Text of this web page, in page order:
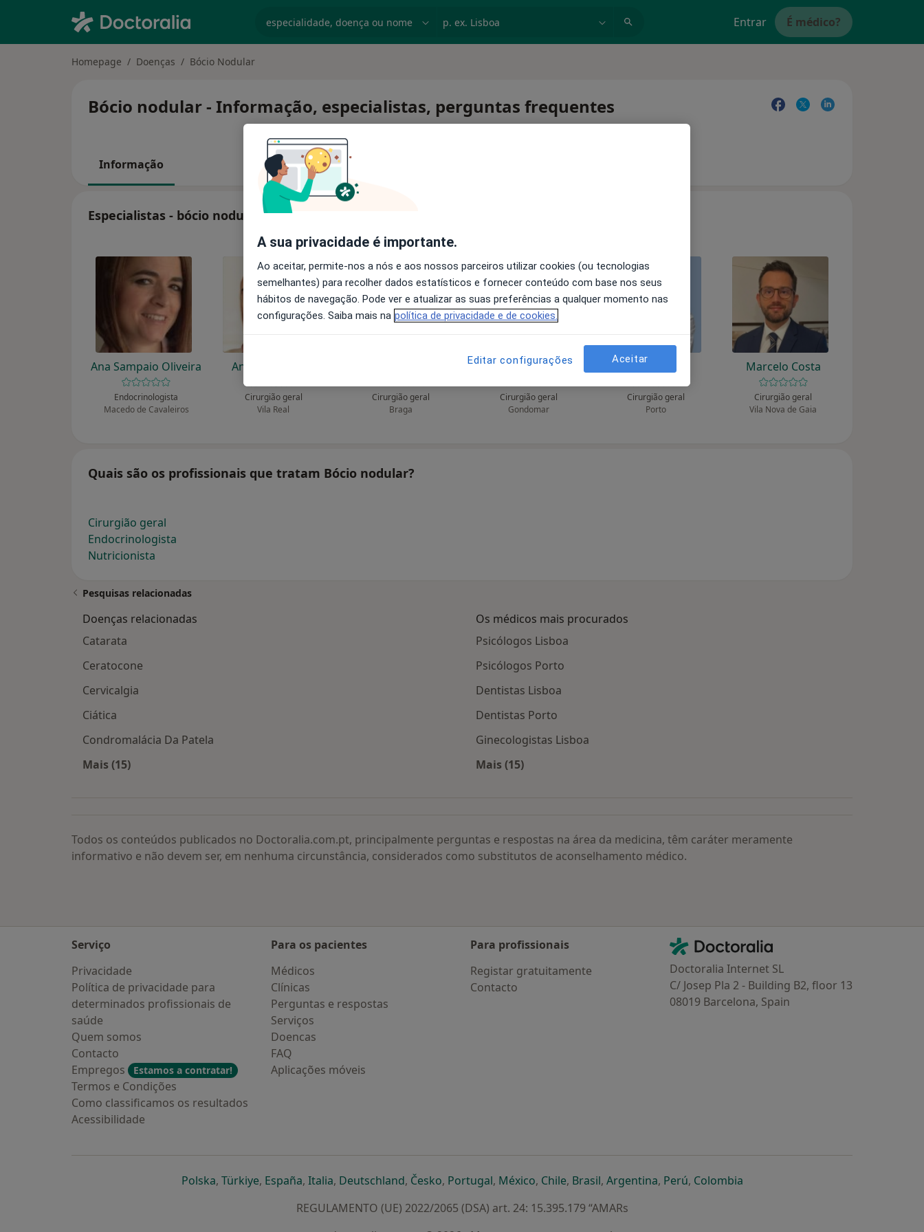
Entrar É médico?
Homepage Doenças Bócio Nodular
Bócio nodular - Informação, especialistas, perguntas frequentes
Informação
Especialistas - bócio nodular
Ana Sampaio Oliveira
Endocrinologista
Macedo de Cavaleiros
António Oliveira
Cirurgião geral
Vila Real
Cirurgião geral
Braga
Sofia Sousa
Cirurgião geral
Gondomar
Luis Couceiro
Cirurgião geral
Porto
Marcelo Costa
Cirurgião geral
Vila Nova de Gaia
Quais são os profissionais que tratam Bócio nodular?
Cirurgião geral
Endocrinologista
Nutricionista
Pesquisas relacionadas
Doenças relacionadas
Catarata
Ceratocone
Cervicalgia
Ciática
Condromalácia Da Patela
Mais (15)
Os médicos mais procurados
Psicólogos Lisboa
Psicólogos Porto
Dentistas Lisboa
Dentistas Porto
Ginecologistas Lisboa
Mais (15)
Todos os conteúdos publicados no Doctoralia.com.pt, principalmente perguntas e respostas na área da medicina, têm caráter meramente
informativo e não devem ser, em nenhuma circunstância, considerados como substitutos de aconselhamento médico.
Serviço
Privacidade
Política de privacidade para
determinados profissionais de
saúde
Quem somos
Contacto
Empregos
Estamos a contratar!
Termos e Condições
Como classificamos os resultados
Acessibilidade
Para os pacientes
Médicos
Clínicas
Perguntas e respostas
Serviços
Doencas
FAQ
Aplicações móveis
Para profissionais
Registar gratuitamente
Contacto
Contacto
Doctoralia - Homepage
Doctoralia Internet SL
C/ Josep Pla 2 - Building B2, floor 13
08019 Barcelona, Spain
Polskaabre num novo separador
, Türkiyeabre num novo separador
, Españaabre num novo separador
, Italiaabre num novo separador
, Deutschlandabre num novo separador
, Českoabre num novo separador
, Portugalabre num novo separador
, Méxicoabre num novo separador
, Chileabre num novo separador
, Brasilabre num novo separador
, Argentinaabre num novo separador
, Perúabre num novo separador
, Colombiaabre num novo separador
REGULAMENTO (UE) 2022/2065 (DSA) art. 24: 15.395.179 “AMARs
A sua privacidade é importante.
Ao aceitar, permite-nos a nós e aos nossos parceiros utilizar cookies (ou tecnologias
semelhantes) para recolher dados estatísticos e fornecer conteúdo com base nos seus
hábitos de navegação. Pode ver e atualizar as suas preferências a qualquer momento nas
configurações. Saiba mais na política de privacidade e de cookies.
Editar configurações Aceitar